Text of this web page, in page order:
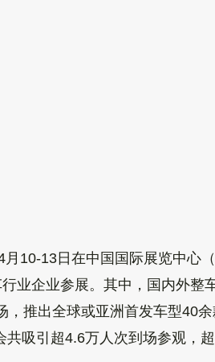
月10-13日在中国国际展览中心
行业企业参展。其中，国内外整
，推出全球或亚洲首发车型40
吸引超4.6万人次到场参观，